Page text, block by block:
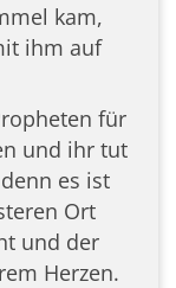
kam,
ihm auf
für
und ihr tut
es ist
Ort
und der
Herzen.